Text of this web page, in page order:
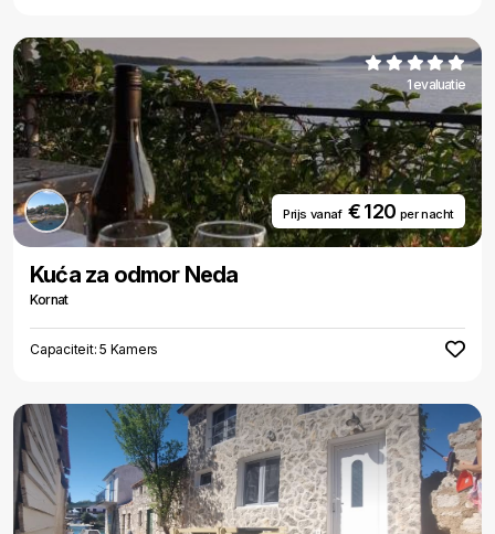
1 evaluatie
Prijs vanaf € 120 per nacht
Kuća za odmor Neda
Kornat
Capaciteit: 5 Kamers